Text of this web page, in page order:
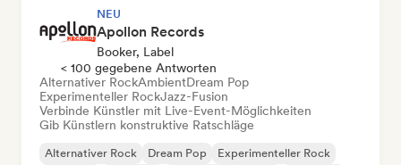
NEU
Apollon Records
Booker, Label
< 100 gegebene Antworten
Alternativer RockAmbientDream Pop
Experimenteller RockJazz-Fusion
Verbinde Künstler mit Live-Event-Möglichkeiten
Gib Künstlern konstruktive Ratschläge
Alternativer Rock Dream Pop
Experimenteller Rock